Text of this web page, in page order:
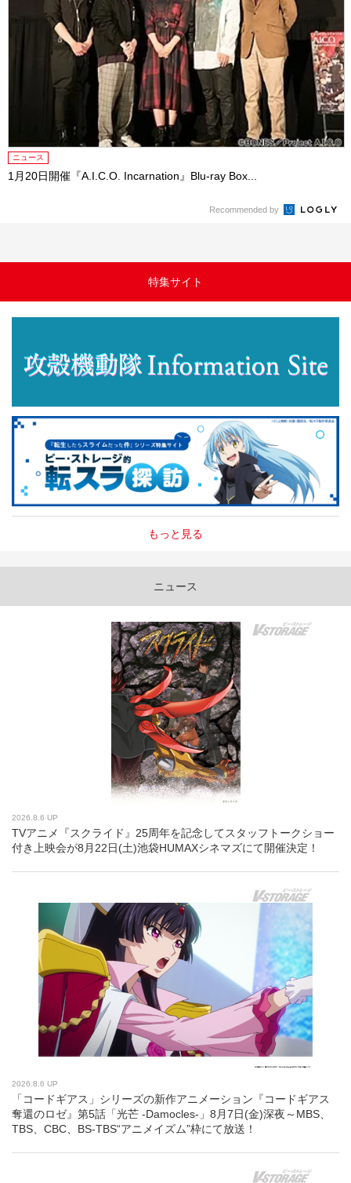
ニュース
1月20日開催『A.I.C.O. Incarnation』Blu-ray Box...
Recommended by
特集サイト
もっと見る
ニュース
2026.8.6 UP
TVアニメ『スクライド』25周年を記念してスタッフトークショー
付き上映会が8月22日(土)池袋HUMAXシネマズにて開催決定！
2026.8.6 UP
「コードギアス」シリーズの新作アニメーション『コードギアス
奪還のロゼ』第5話「光芒 -Damocles-」8月7日(金)深夜～MBS、
TBS、CBC、BS-TBS“アニメイズム”枠にて放送！